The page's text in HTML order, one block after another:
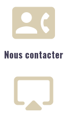
Nous contacter